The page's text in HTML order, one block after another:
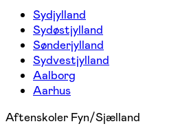
Sydjylland
Sydøstjylland
Sønderjylland
Sydvestjylland
Aalborg
Aarhus
Aftenskoler Fyn/Sjælland